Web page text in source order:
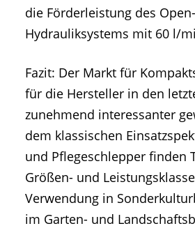
die Förderleistung des
Hydrauliksystems mit 60 l/
Fazit: Der Markt für
für die Hersteller in den
zunehmend interessanter
dem klassischen
und Pflegeschlepper finden
Größen- und
Verwendung in
im Garten- und